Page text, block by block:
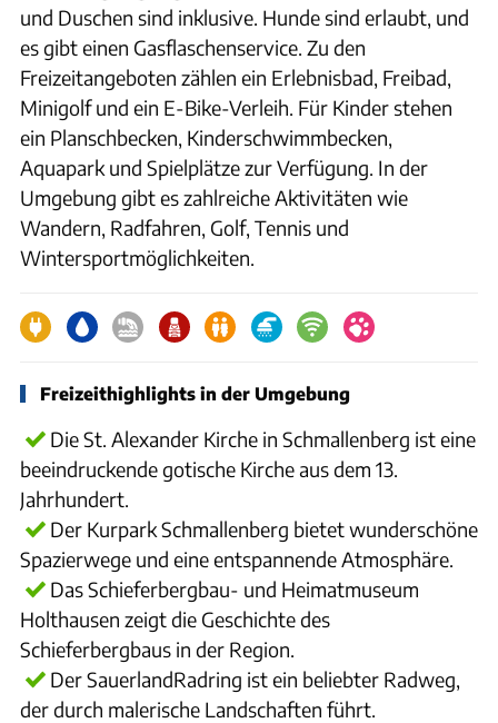
und Duschen sind inklusive. Hunde sind erlaubt, und
es gibt einen Gasflaschenservice. Zu den
Freizeitangeboten zählen ein Erlebnisbad, Freibad,
Minigolf und ein E-Bike-Verleih. Für Kinder stehen
ein Planschbecken, Kinderschwimmbecken,
Aquapark und Spielplätze zur Verfügung. In der
Umgebung gibt es zahlreiche Aktivitäten wie
Wandern, Radfahren, Golf, Tennis und
Wintersportmöglichkeiten.
Freizeithighlights in der Umgebung
Die St. Alexander Kirche in Schmallenberg ist eine
beeindruckende gotische Kirche aus dem 13.
Jahrhundert.
Der Kurpark Schmallenberg bietet wunderschöne
Spazierwege und eine entspannende Atmosphäre.
Das Schieferbergbau- und Heimatmuseum
Holthausen zeigt die Geschichte des
Schieferbergbaus in der Region.
Der SauerlandRadring ist ein beliebter Radweg,
der durch malerische Landschaften führt.